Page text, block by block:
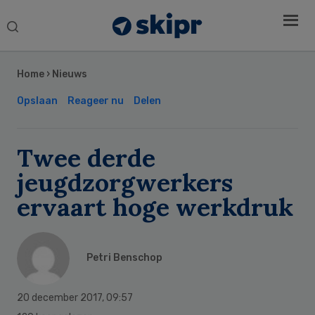
Search
Home › Nieuws
Opslaan Reageer nu Delen
Twee derde
jeugdzorgwerkers
ervaart hoge werkdruk
Petri Benschop
20 december 2017, 09:57
Sidebar